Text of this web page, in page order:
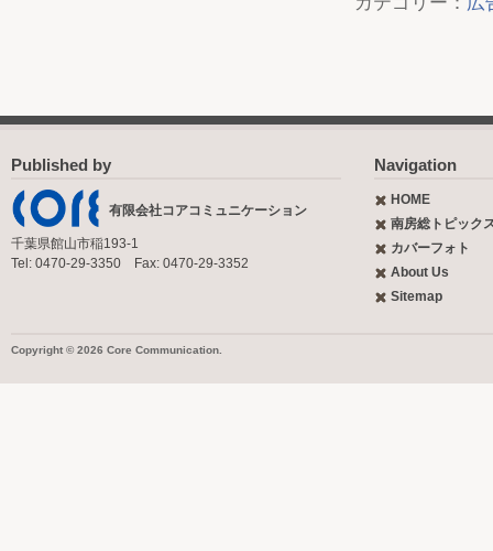
Published by
有限会社コアコミュニケーション
千葉県館山市稲193-1
Tel: 0470-29-3350 Fax: 0470-29-3352
Navigation
HOME
南房総トピック
カバーフォト
About Us
Sitemap
Copyright © 2026 Core Communication.